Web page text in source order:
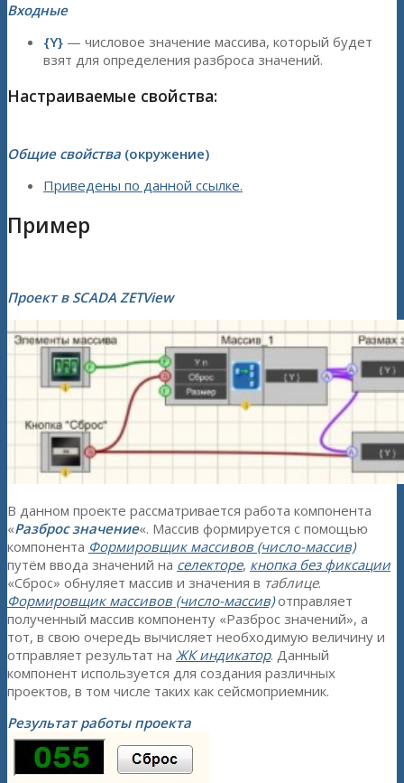
Входные
{Y} — числовое значение массива, который будет
взят для определения разброса значений.
Настраиваемые свойства:
Общие свойства (окружение)
Приведены по данной ссылке.
Пример
Проект в SCADA ZETView
В данном проекте рассматривается работа компонента
«Разброс значение«. Массив формируется с помощью
компонента Формировщик массивов (число-массив)
путём ввода значений на селекторе, кнопка без фиксации
«Сброс» обнуляет массив и значения в таблице.
Формировщик массивов (число-массив)отправляет
полученный массив компоненту «Разброс значений», а
тот, в свою очередь вычисляет необходимую величину и
отправляет результат на ЖК индикатор. Данный
компонент используется для создания различных
проектов, в том числе таких как сейсмоприемник.
Результат работы проекта